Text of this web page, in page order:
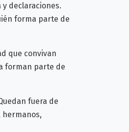
declaraciones.
forma parte de
que convivan
forman parte de
fuera de
hermanos,